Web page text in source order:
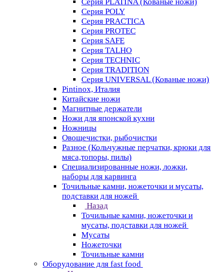
Серия POLY
Серия PRACTICA
Серия PROTEC
Серия SAFE
Серия TALHO
Серия TECHNIC
Серия TRADITION
Серия UNIVERSAL (Кованые ножи)
Pintinox, Италия
Китайские ножи
Магнитные держатели
Ножи для японской кухни
Ножницы
Овощечистки, рыбочистки
Разное (Кольчужные перчатки, крюки для
мяса,топоры, пилы)
Специализированные ножи, ложки,
наборы для карвинга
Точильные камни, ножеточки и мусаты,
подставки для ножей
Назад
Точильные камни, ножеточки и
мусаты, подставки для ножей
Мусаты
Ножеточки
Точильные камни
Оборудование для fast food